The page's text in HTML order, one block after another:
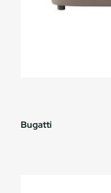
Bugatti